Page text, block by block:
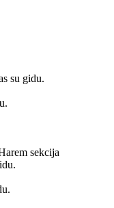
su gidu.
sekcija